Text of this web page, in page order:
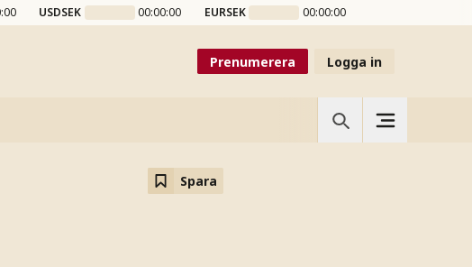
USDSEK 00:00:00 EURSEK 00:00:00
Prenumerera Logga in
Spara